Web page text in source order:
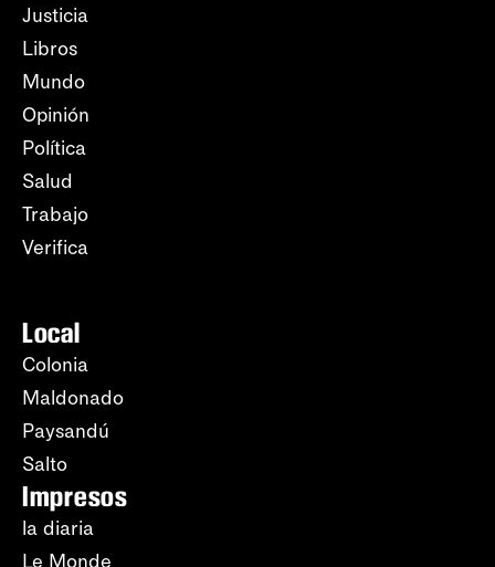
Justicia
Libros
Mundo
Opinión
Política
Salud
Trabajo
Verifica
Local
Colonia
Maldonado
Paysandú
Salto
Impresos
la diaria
Le Monde